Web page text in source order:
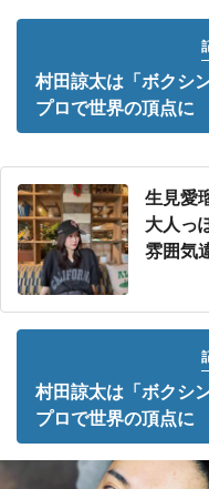
村田諒太は「ボクシ
プロで世界の頂点に
生見愛
大人っ
雰囲気
村田諒太は「ボクシ
プロで世界の頂点に